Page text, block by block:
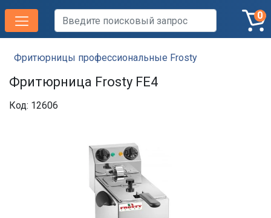
0
Фритюрницы профессиональные Frosty
Фритюрница Frosty FE4
Код: 12606